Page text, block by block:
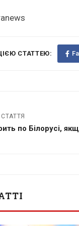
СТАТТЕЮ:
по Білорусі,